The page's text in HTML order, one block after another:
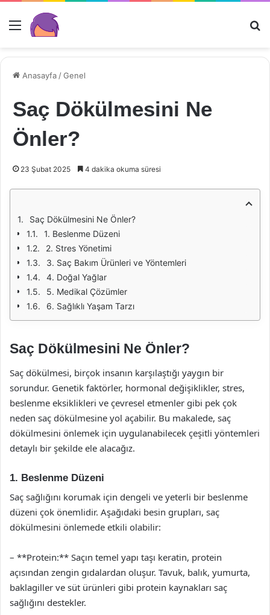
Menü
Anasayfa /Genel
Saç Dökülmesini Ne
Önler?
23 Şubat 2025 4 dakika okuma süresi
Saç Dökülmesini Ne Önler?
1. Beslenme Düzeni
2. Stres Yönetimi
3. Saç Bakım Ürünleri ve Yöntemleri
4. Doğal Yağlar
5. Medikal Çözümler
6. Sağlıklı Yaşam Tarzı
Saç Dökülmesini Ne Önler?
Saç dökülmesi, birçok insanın karşılaştığı yaygın bir
sorundur. Genetik faktörler, hormonal değişiklikler, stres,
beslenme eksiklikleri ve çevresel etmenler gibi pek çok
neden saç dökülmesine yol açabilir. Bu makalede, saç
dökülmesini önlemek için uygulanabilecek çeşitli yöntemleri
detaylı bir şekilde ele alacağız.
1. Beslenme Düzeni
Saç sağlığını korumak için dengeli ve yeterli bir beslenme
düzeni çok önemlidir. Aşağıdaki besin grupları, saç
dökülmesini önlemede etkili olabilir:
– **Protein:** Saçın temel yapı taşı keratin, protein
açısından zengin gıdalardan oluşur. Tavuk, balık, yumurta,
baklagiller ve süt ürünleri gibi protein kaynakları saç
sağlığını destekler.